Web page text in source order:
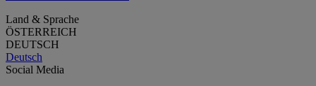
Land & Sprache
ÖSTERREICH
DEUTSCH
Deutsch
Social Media